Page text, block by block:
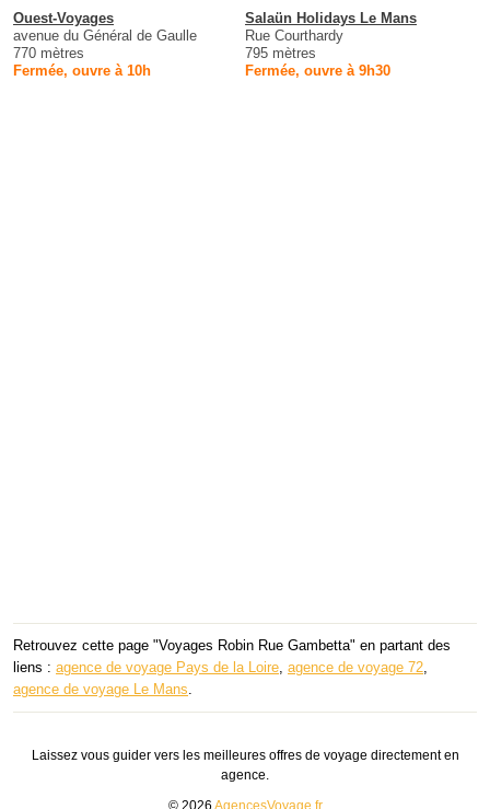
Ouest-Voyages
avenue du Général de Gaulle
770 mètres
Fermée, ouvre à 10h
Salaün Holidays Le Mans
Rue Courthardy
795 mètres
Fermée, ouvre à 9h30
Retrouvez cette page "Voyages Robin Rue Gambetta" en partant des
liens : agence de voyage Pays de la Loire, agence de voyage 72,
agence de voyage Le Mans.
Laissez vous guider vers les meilleures offres de voyage directement en
agence.